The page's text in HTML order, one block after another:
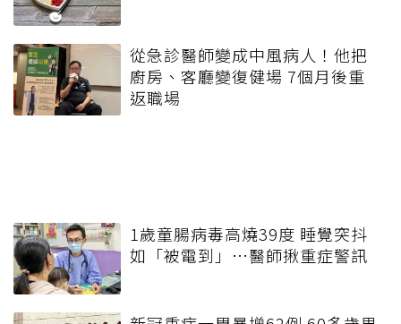
從急診醫師變成中風病人！他把
廚房、客廳變復健場 7個月後重
返職場
1歲童腸病毒高燒39度 睡覺突抖
如「被電到」…醫師揪重症警訊